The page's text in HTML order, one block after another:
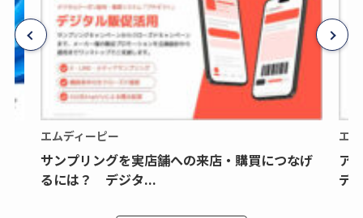
エムディーピー
サンプリングを実店舗への来店・購買につなげ
るには？ デジタ...
エ
ア
デ